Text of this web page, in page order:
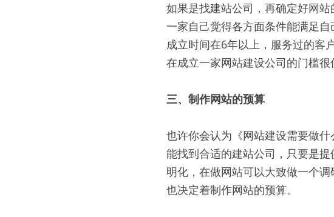
如果是找建站公司，再确定好网
一家自己觉得各方面条件能满足
成立时间在6年以上，服务过的客
在成立一家网站建设公司的门槛很
三、制作网站的预算
也许你会认为《网站建设需要做
能找到合适的建站公司，只要是
明化，在做网站可以大致做一个
也决定着制作网站的预算。